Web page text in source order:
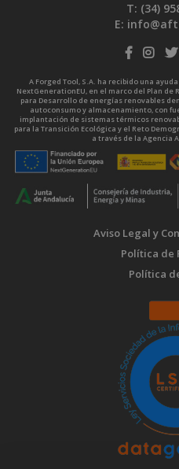
T: (34)
E:
A Forged Tool, S.A. ha recibido una
NextGenerationEU, en el marco del Plan de
para Desarrollo de energías renovables
autoconsumo y almacenamiento, con
implantación de sistemas térmicos
para la Transición Ecológica y el Reto
a través de la Agencia
Aviso Legal y
Política de
Política